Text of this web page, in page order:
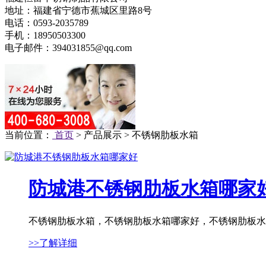
地址：福建省宁德市蕉城区里路8号
电话：0593-2035789
手机：18950503300
电子邮件：394031855@qq.com
当前位置： 首页 > 产品展示 > 不锈钢肋板水箱
防城港不锈钢肋板水箱哪家
不锈钢肋板水箱，不锈钢肋板水箱哪家好，不锈钢肋板
>>了解详细